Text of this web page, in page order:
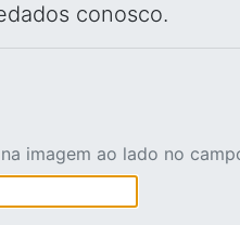
conosco.
imagem ao lado no